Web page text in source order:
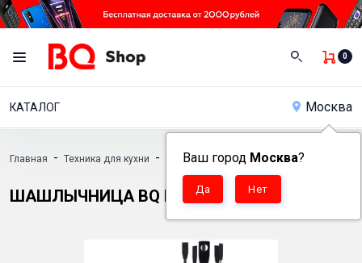
0
КАТАЛОГ Москва
Ваш город Москва?
Главная - Техника для кухни - Электрошашлычницы - Шашлычница BQ
ШАШЛЫЧНИЦА BQ BBQ1000